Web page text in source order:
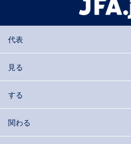
代表
見る
する
関わる